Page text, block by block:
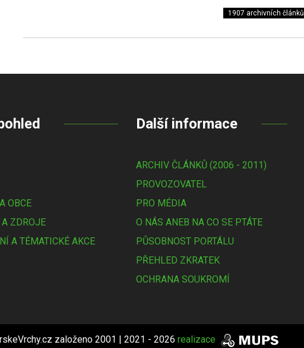
1907 archivních článků
OBCE
ZDROJE
A TÉMATICKÉ AKCE
Další informace
ARCHIV ČLÁNKŮ (2006 - 2011)
PROVOZOVATEL
PRO MÉDIA
O NÁS ANEB NA CO SE PTÁTE
PŮSOBNOST PORTÁLU
PŘEHLED ZKRATEK
OCHRANA SOUKROMÍ
založeno 2001 | 2021 - 2026 realizace